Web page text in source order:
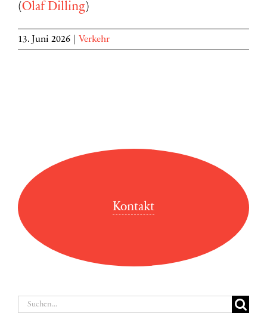
(Olaf Dilling)
13. Juni 2026 Verkehr
Kontakt
Suche